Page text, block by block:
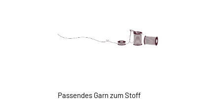
Passendes Garn zum Stoff